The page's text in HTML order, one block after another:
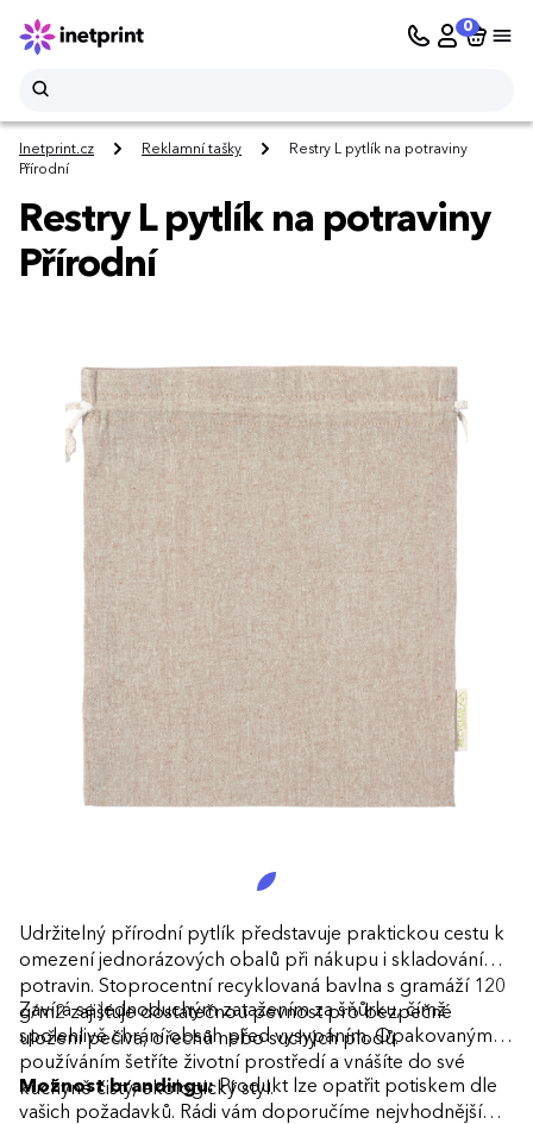
0
Inetprint.cz Reklamní tašky
Restry L pytlík na potraviny
Přírodní
Restry L pytlík na potraviny
Přírodní
Udržitelný přírodní pytlík představuje praktickou cestu k
omezení jednorázových obalů při nákupu i skladování
potravin. Stoprocentní recyklovaná bavlna s gramáží 120
g/m2 zajišťuje dostatečnou pevnost pro bezpečné
uložení pečiva, ořechů nebo suchých plodů.
Zavírá se jednoduchým zatažením za šňůrku, čímž
spolehlivě chrání obsah před vysypáním. Opakovaným
používáním šetříte životní prostředí a vnášíte do své
kuchyně čistý, ekologický styl.
Možnost brandingu:Produkt lze opatřit potiskem dle
vašich požadavků. Rádi vám doporučíme nejvhodnější